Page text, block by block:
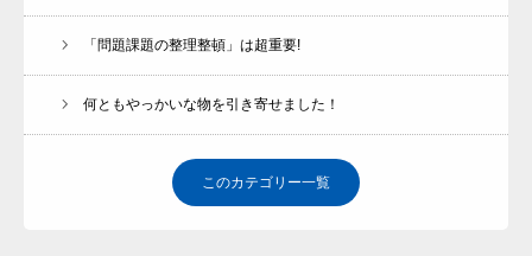
「問題課題の整理整頓」は超重要!
何ともやっかいな物を引き寄せました！
このカテゴリー一覧